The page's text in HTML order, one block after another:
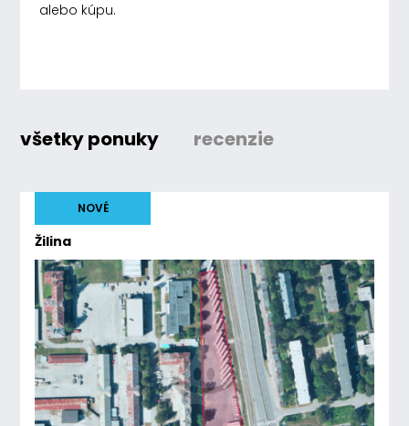
alebo kúpu.
všetky ponuky recenzie
Žilina
NOVÉ